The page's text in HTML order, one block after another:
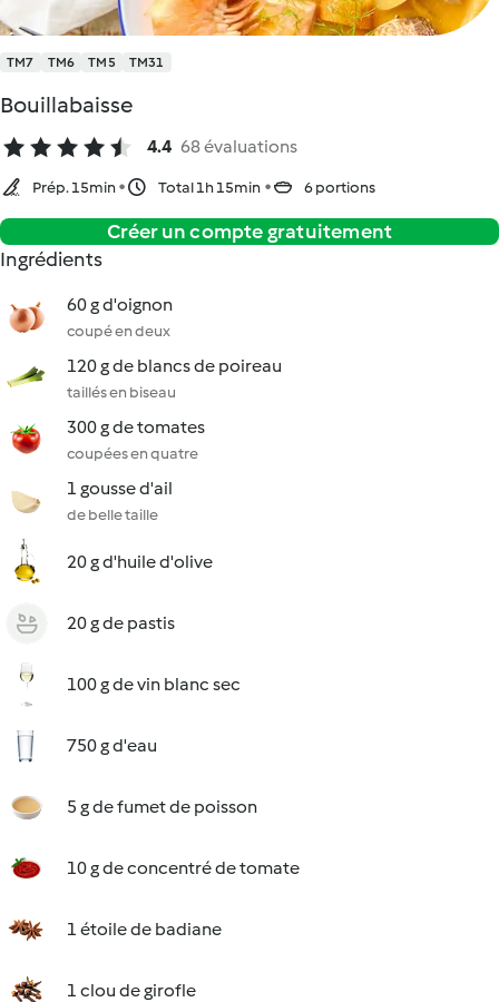
TM7 TM6 TM5 TM31
Bouillabaisse
4.4 68 évaluations
Prép. 15min Total 1h 15min 6 portions
Créer un compte gratuitement
Ingrédients
60 g d'oignon
coupé en deux
120 g de blancs de poireau
taillés en biseau
300 g de tomates
coupées en quatre
1 gousse d'ail
de belle taille
20 g d'huile d'olive
20 g de pastis
100 g de vin blanc sec
750 g d'eau
5 g de fumet de poisson
10 g de concentré de tomate
1 étoile de badiane
1 clou de girofle